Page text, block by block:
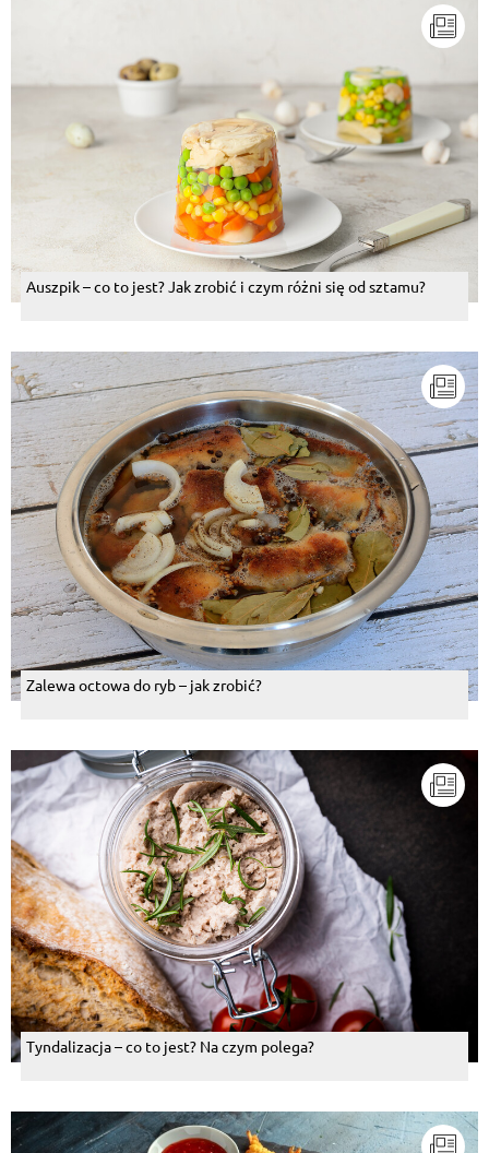
Auszpik – co to jest? Jak zrobić i czym różni się od sztamu?
Zalewa octowa do ryb – jak zrobić?
Tyndalizacja – co to jest? Na czym polega?